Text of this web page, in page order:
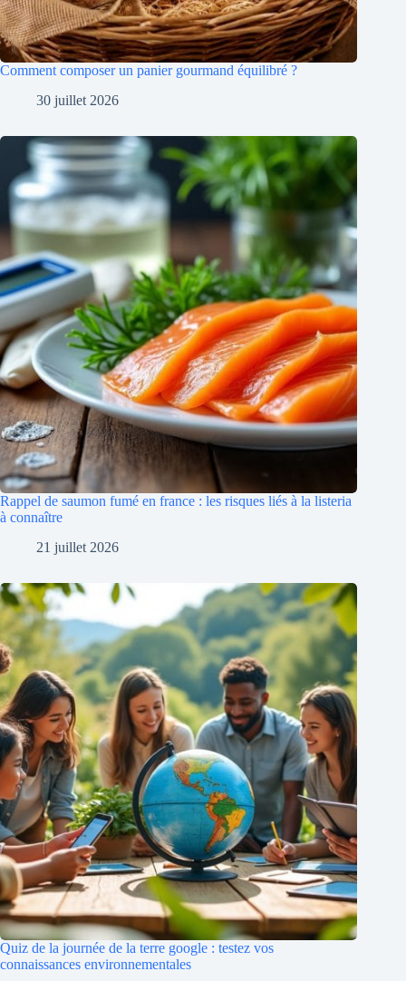
Comment composer un panier gourmand équilibré ?
30 juillet 2026
Rappel de saumon fumé en france : les risques liés à la listeria
à connaître
21 juillet 2026
Quiz de la journée de la terre google : testez vos
connaissances environnementales